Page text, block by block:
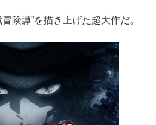
険譚”を描き上げた超大作だ。